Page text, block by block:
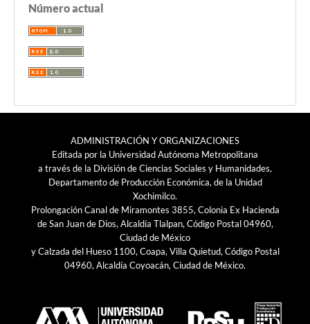
Número actual
ADMINISTRACIÓN Y ORGANIZACIONES
Editada por la Universidad Autónoma Metropolitana
a través de la División de Ciencias Sociales y Humanidades,
Departamento de Producción Económica, de la Unidad
Xochimilco.
Prolongación Canal de Miramontes 3855, Colonia Ex Hacienda
de San Juan de Dios, Alcaldía Tlalpan, Código Postal 04960,
Ciudad de México
y Calzada del Hueso 1100, Coapa, Villa Quietud, Código Postal
04960, Alcaldía Coyoacán, Ciudad de México.